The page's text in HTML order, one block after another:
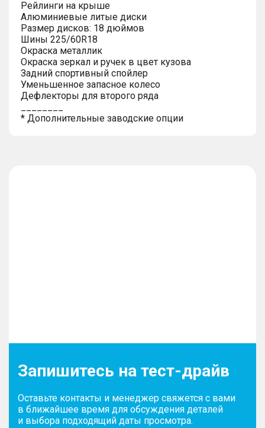
Рейлинги на крыше
Алюминиевые литые диски
Размер дисков: 18 дюймов
Шины 225/60R18
Окраска металлик
Окраска зеркал и ручек в цвет кузова
Задний спортивный спойлер
Уменьшенное запасное колесо
Дефлекторы для второго ряда
* Дополнительные заводские опции
Запишитесь на тест-драйв
Оставьте контакты и менеджер свяжется с вами
в ближайшее время для обсуждения деталей
и выбора подходящий даты просмотра.